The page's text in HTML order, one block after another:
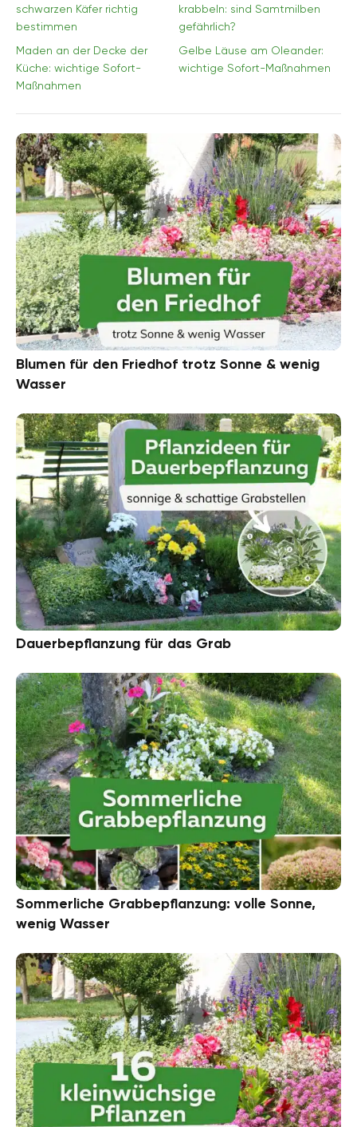
schwarzen Käfer richtig
bestimmen
krabbeln: sind Samtmilben
gefährlich?
Maden an der Decke der
Küche: wichtige Sofort-
Maßnahmen
Gelbe Läuse am Oleander:
wichtige Sofort-Maßnahmen
Blumen für den Friedhof trotz Sonne & wenig
Wasser
Dauerbepflanzung für das Grab
Sommerliche Grabbepflanzung: volle Sonne,
wenig Wasser